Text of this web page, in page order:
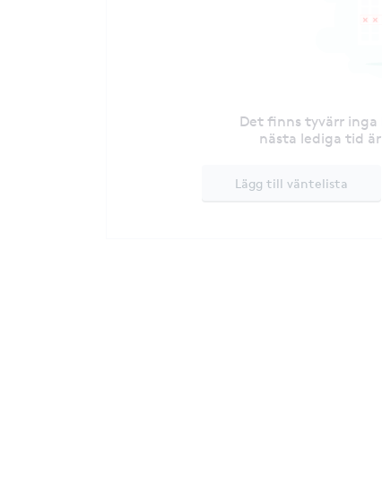
Det finns tyvärr
nästa lediga tid är
Lägg till väntelista